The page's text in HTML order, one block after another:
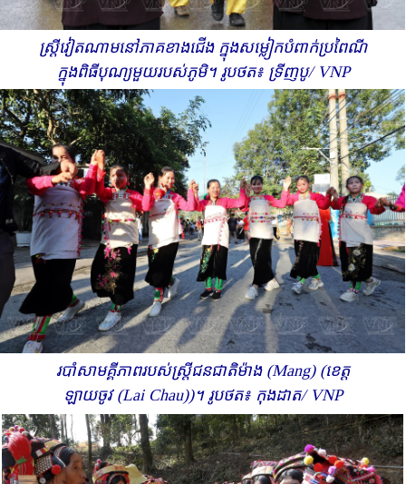
ស្ត្រីវៀតណាមនៅភាគខាងជើង ក្នុង​សម្លៀកបំពាក់ប្រពៃណី
ក្នុងពិធីបុណ្យមួយ​របស់ភូមិ។ រូបថត៖ ទ្រីញបូ/ VNP
របាំសាមគ្គីភាពរបស់ស្ត្រីជនជាតិម៉ាង (Mang) (ខេត្ត
ឡាយចូវ (Lai Chau))។ រូបថត៖ កុងដាត/ VNP